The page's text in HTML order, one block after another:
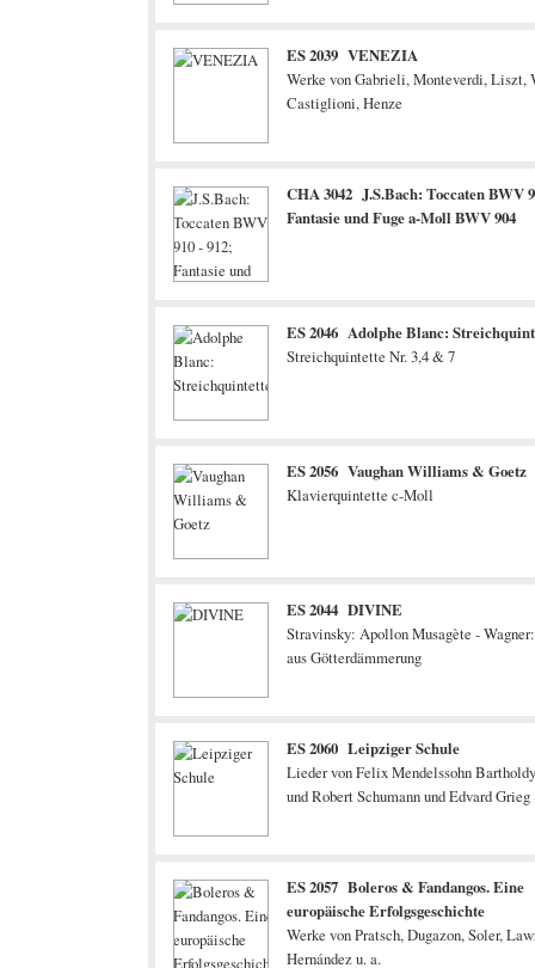
ES 2039 VENEZIA
Werke von Gabrieli, Monteverdi, Liszt,
Castiglioni, Henze
CHA 3042 J.S.Bach: Toccaten BWV
Fantasie und Fuge a-Moll BWV 904
ES 2046 Adolphe Blanc:
Streichquintette Nr. 3,4 & 7
ES 2056 Vaughan Williams & Goetz
Klavierquintette c-Moll
ES 2044 DIVINE
Stravinsky: Apollon Musagète -
aus Götterdämmerung
ES 2060 Leipziger Schule
Lieder von Felix Mendelssohn
und Robert Schumann und Edvard Grieg
ES 2057 Boleros & Fandangos. Eine
europäische Erfolgsgeschichte
Werke von Pratsch, Dugazon, Soler,
Hernández u. a.